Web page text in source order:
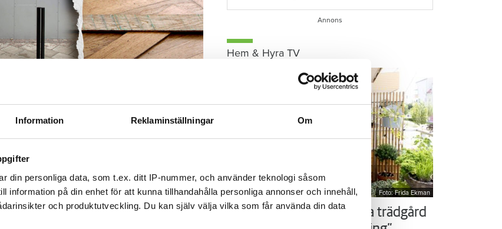
Information Reklaminställningar Om
din personliga data, som t.ex. ditt IP-nummer, och använder teknologi såsom
information på din enhet för att kunna tillhandahålla personliga annonser och innehåll,
och produktutveckling. Du kan själv välja vilka som får använda din data
Arkivbild från en annan vattenskada.
Tweeta
med autism vaknar och går till
Men hen stänger aldrig av vattnet.
vattnet spridit sig i badrummet och ut i
därmed att saken är ur världen. Hon
Hem & Hyra TV
Foto: Frida Ekman
Gör som Susanne – ordna trädgård